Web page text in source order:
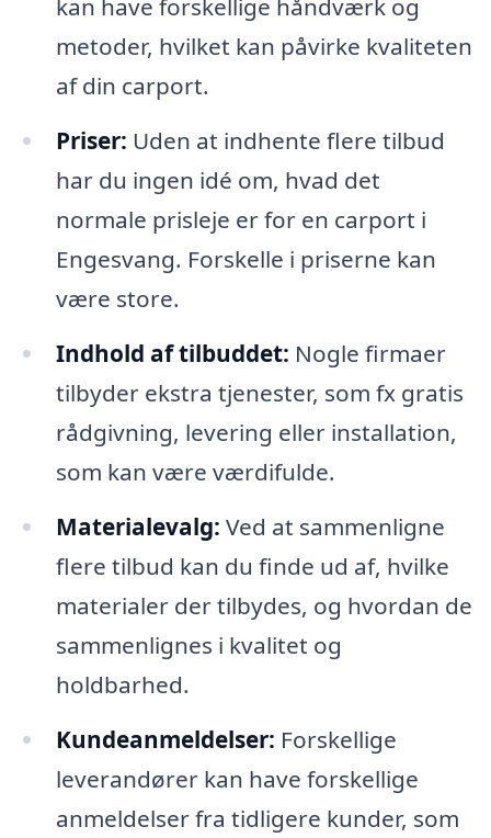
kan have forskellige håndværk og
metoder, hvilket kan påvirke kvaliteten
af din carport.
Priser: Uden at indhente flere tilbud
har du ingen idé om, hvad det
normale prisleje er for en carport i
Engesvang. Forskelle i priserne kan
være store.
Indhold af tilbuddet: Nogle firmaer
tilbyder ekstra tjenester, som fx gratis
rådgivning, levering eller installation,
som kan være værdifulde.
Materialevalg: Ved at sammenligne
flere tilbud kan du finde ud af, hvilke
materialer der tilbydes, og hvordan de
sammenlignes i kvalitet og
holdbarhed.
Kundeanmeldelser: Forskellige
leverandører kan have forskellige
anmeldelser fra tidligere kunder, som